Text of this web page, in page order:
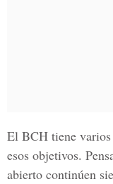
El BCH tiene
esos objetivos.
abierto continúen